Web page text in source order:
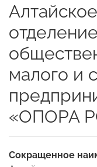
малого и
«ОПОРА
Сокращенное